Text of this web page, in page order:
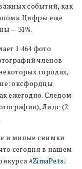
событий, как
Цифры еще
— 31%.
1 464 фото
членов
городах,
оксфордцы
ежегодно. Следом
Лидс (2
и милые снимки
сегодня в нашем
#ZimaPets.